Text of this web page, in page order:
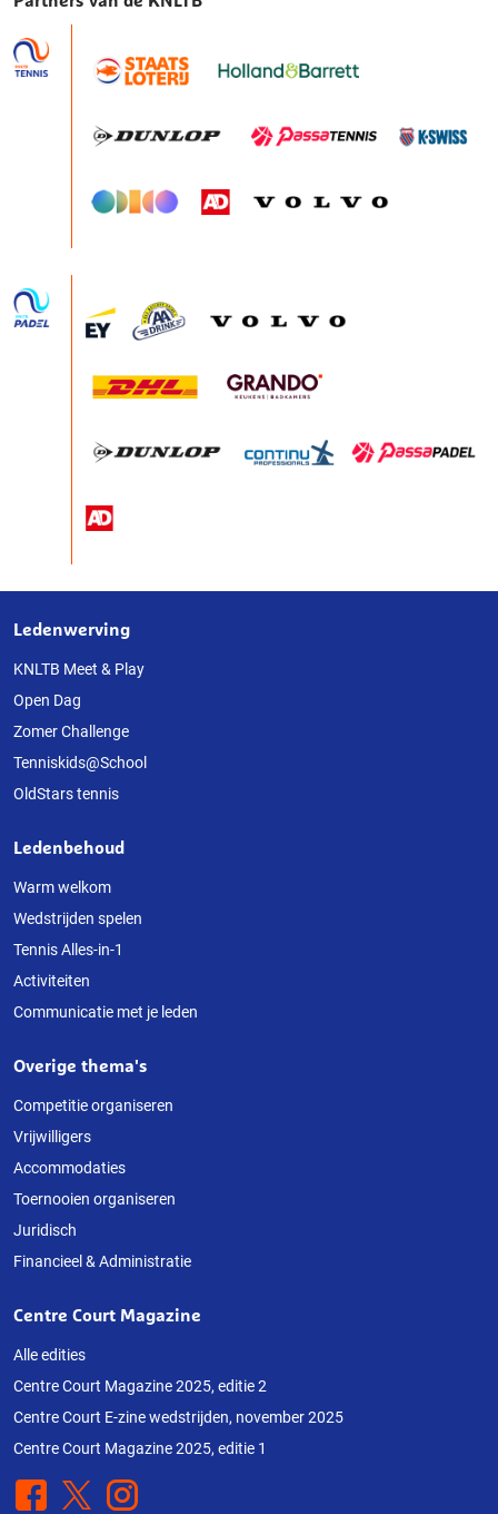
Over
deze
website
Ledenwerving
KNLTB Meet & Play
Open Dag
Zomer Challenge
Tenniskids@School
OldStars tennis
Ledenbehoud
Warm welkom
Wedstrijden spelen
Tennis Alles-in-1
Activiteiten
Communicatie met je leden
Overige thema's
Competitie organiseren
Vrijwilligers
Accommodaties
Toernooien organiseren
Juridisch
Financieel & Administratie
Centre Court Magazine
Alle edities
Centre Court Magazine 2025, editie 2
Centre Court E-zine wedstrijden, november 2025
Centre Court Magazine 2025, editie 1
Facebook
X Instagram